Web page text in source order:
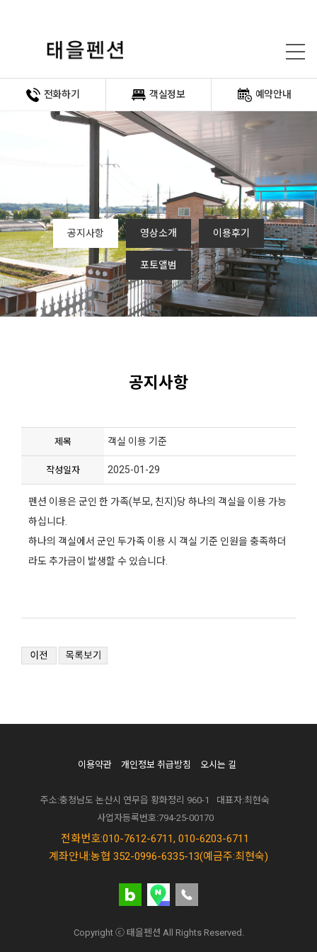
전화하기 객실정보 예약안내
공지사항 영상소개 이용후기
포토앨범
공지사항
제목 객실 이용 기준
작성일자 2025-01-29
펜션 이용은 군인 한 가족(부모, 친지)당 하나의 객실을 이용 가능
하십니다.
하나의 객실에서 군인 두가족 이용 시 객실 기준 인원을 충족하더
라도 추가금이 발생할 수 있습니다.
이용약관 개인정보 취급방침 오시는 길
주소:충청남도 논산시 연무읍 황화정리 960-1
대표자:최현숙
사업자등록번호:794-25-00170
전화번호:010-7612-6711, 010-6203-6711
계좌안내:농협 352-0996-6335-13(예금주:최현숙)
Copyright ⓒ 태을펜션 All Rights Reserved.